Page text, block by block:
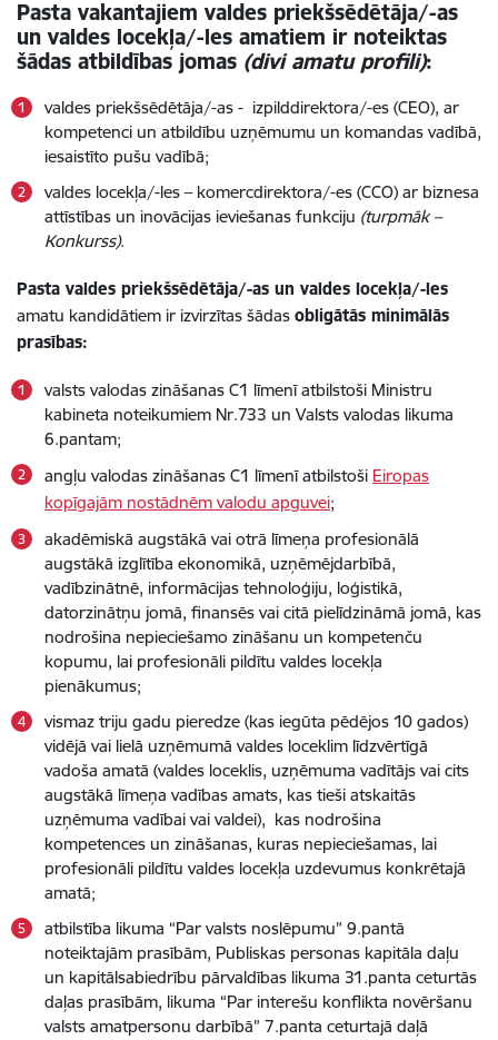
Pasta vakantajiem valdes priekšsēdētāja/-as
un valdes locekļa/-les amatiem ir noteiktas
šādas atbildības jomas (divi amatu profili):
valdes priekšsēdētāja/-as - izpilddirektora/-es (CEO), ar
kompetenci un atbildību uzņēmumu un komandas vadībā,
iesaistīto pušu vadībā;
valdes locekļa/-les – komercdirektora/-es (CCO) ar biznesa
attīstības un inovācijas ieviešanas funkciju (turpmāk –
Konkurss).
Pasta valdes priekšsēdētāja/-as un valdes locekļa/-les
amatu kandidātiem ir izvirzītas šādas obligātās minimālās
prasības:
valsts valodas zināšanas C1 līmenī atbilstoši Ministru
kabineta noteikumiem Nr.733 un Valsts valodas likuma
6.pantam;
angļu valodas zināšanas C1 līmenī atbilstoši Eiropas
kopīgajām nostādnēm valodu apguvei;
akadēmiskā augstākā vai otrā līmeņa profesionālā
augstākā izglītība ekonomikā, uzņēmējdarbībā,
vadībzinātnē, informācijas tehnoloģiju, loģistikā,
datorzinātņu jomā, finansēs vai citā pielīdzināmā jomā, kas
nodrošina nepieciešamo zināšanu un kompetenču
kopumu, lai profesionāli pildītu valdes locekļa
pienākumus;
vismaz triju gadu pieredze (kas iegūta pēdējos 10 gados)
vidējā vai lielā uzņēmumā valdes loceklim līdzvērtīgā
vadoša amatā (valdes loceklis, uzņēmuma vadītājs vai cits
augstākā līmeņa vadības amats, kas tieši atskaitās
uzņēmuma vadībai vai valdei), kas nodrošina
kompetences un zināšanas, kuras nepieciešamas, lai
profesionāli pildītu valdes locekļa uzdevumus konkrētajā
amatā;
atbilstība likuma “Par valsts noslēpumu” 9.pantā
noteiktajām prasībām, Publiskas personas kapitāla daļu
un kapitālsabiedrību pārvaldības likuma 31.panta ceturtās
daļas prasībām, likuma “Par interešu konflikta novēršanu
valsts amatpersonu darbībā” 7.panta ceturtajā daļā